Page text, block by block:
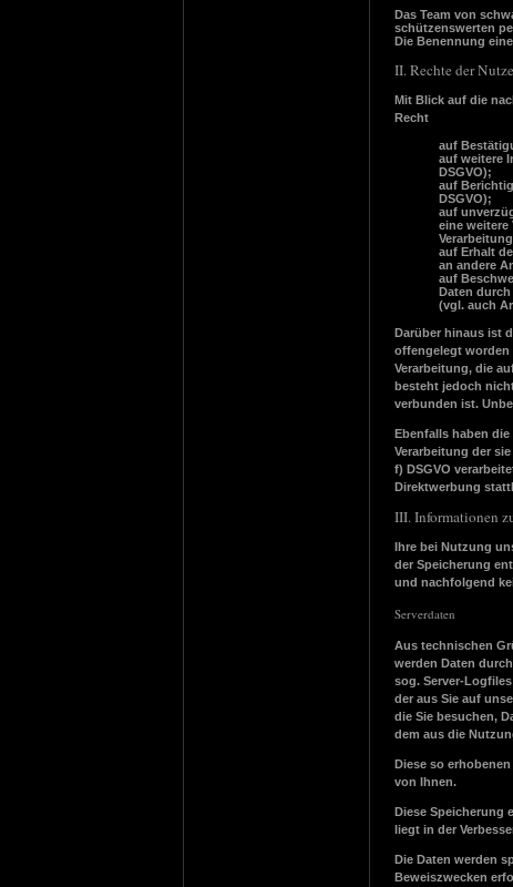
Das Team von
schützenswerten
Die Benennung
II. Rechte der
Mit Blick auf die
Recht
auf
auf weitere
DSGVO);
auf
DSGVO);
auf
eine weitere
auf Erhalt
an andere
auf
Daten
(vgl. auch
Darüber hinaus ist
offengelegt worden
Verarbeitung, die
besteht jedoch
verbunden ist.
Ebenfalls haben
Verarbeitung der
f) DSGVO
Direktwerbung
III. Informationen
Ihre bei Nutzung
der Speicherung
und nachfolgend
Serverdaten
Aus technischen
werden Daten
sog. Server-
der aus Sie auf
die Sie besuchen,
dem aus die
Diese so
von Ihnen.
Diese Speicherung
liegt in der
Die Daten werden
Beweiszwecken